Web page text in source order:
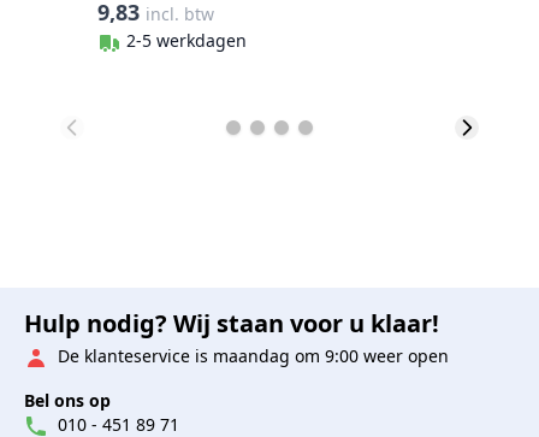
9,83 incl. btw
2-5 werkdagen
Hulp nodig? Wij staan voor u klaar!
De klanteservice is maandag om 9:00 weer open
Bel ons op
010 - 451 89 71